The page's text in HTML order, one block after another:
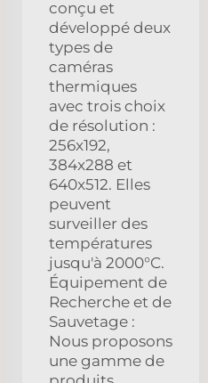
conçu et
développé deux
types de
caméras
thermiques
avec trois choix
de résolution :
256x192,
384x288 et
640x512. Elles
peuvent
surveiller des
températures
jusqu'à 2000°C.
Équipement de
Recherche et de
Sauvetage :
Nous proposons
une gamme de